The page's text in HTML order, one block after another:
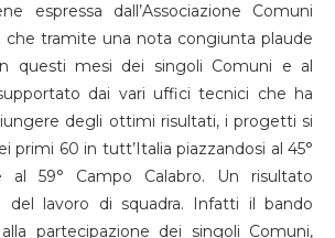
espressa dall’Associazione Comuni
che tramite una nota congiunta plaude
questi mesi dei singoli Comuni e al
dai vari uffici tecnici che ha
degli ottimi risultati, i progetti si
primi 60 in tutt’Italia piazzandosi al 45°
al 59° Campo Calabro. Un risultato
del lavoro di squadra. Infatti il bando
partecipazione dei singoli Comuni,